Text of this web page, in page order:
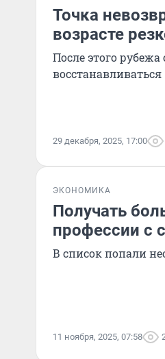
Точка
возрасте
После этого
восстанавливаться
29 декабря, 2025, 17:00
ЭКОНОМИКА
Получать
профессии с
В список попали
11 ноября, 2025, 07:58